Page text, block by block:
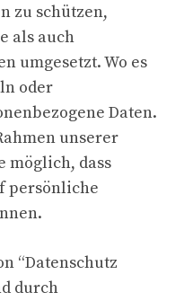
zu schützen,
als auch
umgesetzt. Wo es
oder
Daten.
unserer
möglich, dass
persönliche
“Datenschutz
durch